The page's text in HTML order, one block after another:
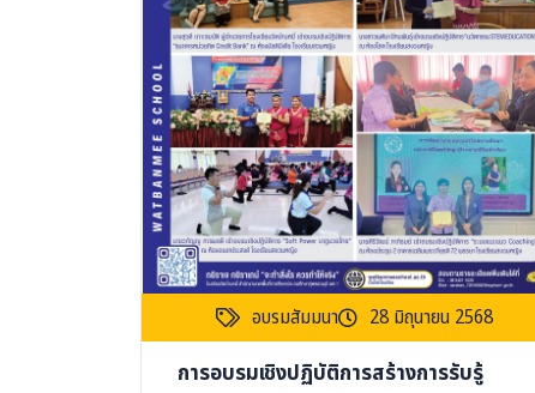
การอบรมเชิงปฏิบัติการสร้างการรับรู้
อบรมสัมมนา 28 มิถุนายน 2568